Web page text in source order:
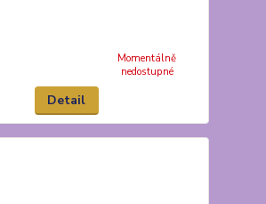
Momentálně
nedostupné
Detail